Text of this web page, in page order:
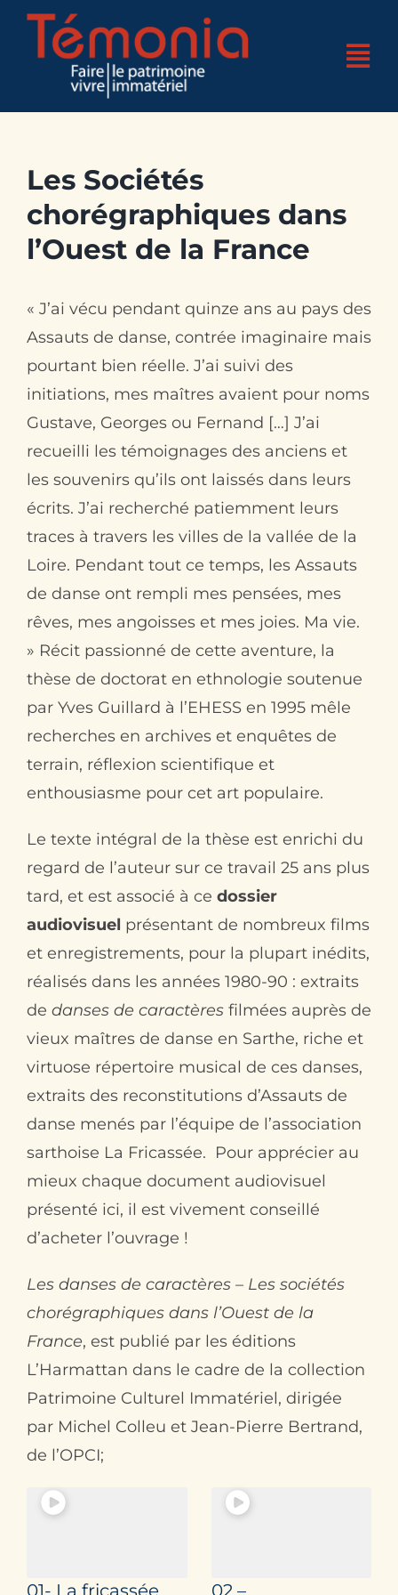
Skip
Accueil
4 pôles d’expertises
Nos réalisations
Nos bases
Boutique
Contact
Les Sociétés
chorégraphiques dans
l’Ouest de la France
« J’ai vécu pendant quinze ans au pays des
Assauts de danse, contrée imaginaire mais
pourtant bien réelle. J’ai suivi des
initiations, mes maîtres avaient pour noms
Gustave, Georges ou Fernand […] J’ai
recueilli les témoignages des anciens et
les souvenirs qu’ils ont laissés dans leurs
écrits. J’ai recherché patiemment leurs
traces à travers les villes de la vallée de la
Loire. Pendant tout ce temps, les Assauts
de danse ont rempli mes pensées, mes
rêves, mes angoisses et mes joies. Ma vie.
» Récit passionné de cette aventure, la
thèse de doctorat en ethnologie soutenue
par Yves Guillard à l’EHESS en 1995 mêle
recherches en archives et enquêtes de
terrain, réflexion scientifique et
enthousiasme pour cet art populaire.
Le texte intégral de la thèse est enrichi du
regard de l’auteur sur ce travail 25 ans plus
tard, et est associé à ce dossier
audiovisuel présentant de nombreux films
et enregistrements, pour la plupart inédits,
réalisés dans les années 1980-90 : extraits
de danses de caractères filmées auprès de
vieux maîtres de danse en Sarthe, riche et
virtuose répertoire musical de ces danses,
extraits des reconstitutions d’Assauts de
danse menés par l’équipe de l’association
sarthoise La Fricassée. Pour apprécier au
mieux chaque document audiovisuel
présenté ici, il est vivement conseillé
d’acheter l’ouvrage !
Les danses de caractères – Les sociétés
chorégraphiques dans l’Ouest de la
France, est publié par les éditions
L’Harmattan dans le cadre de la collection
Patrimoine Culturel Immatériel, dirigée
par Michel Colleu et Jean-Pierre Bertrand,
de l’OPCI;
01- La fricassée 02 –